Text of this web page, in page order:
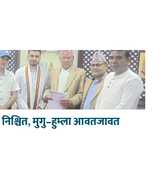
निश्चित, मुगु–हुम्ला आवतजावत